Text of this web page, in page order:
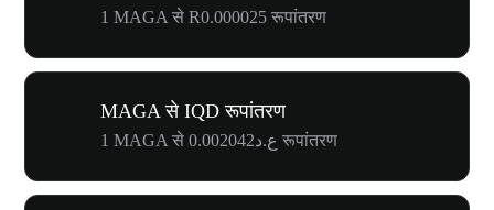
1 MAGA से R0.000025 रूपांतरण
MAGA से IQD रूपांतरण
1 MAGA से ع.د0.002042 रूपांतरण